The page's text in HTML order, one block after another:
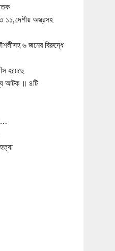
১১,দেশীয় অস্ত্রসহ
৬ জনের বিরুদ্ধে
হয়েছে
আটক ॥ ৪টি